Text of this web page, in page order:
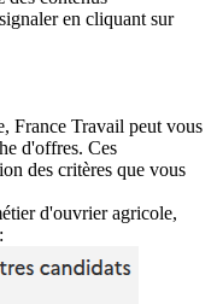
en cliquant sur
France Travail peut vous
d'offres. Ces
des critères que vous
d'ouvrier agricole,